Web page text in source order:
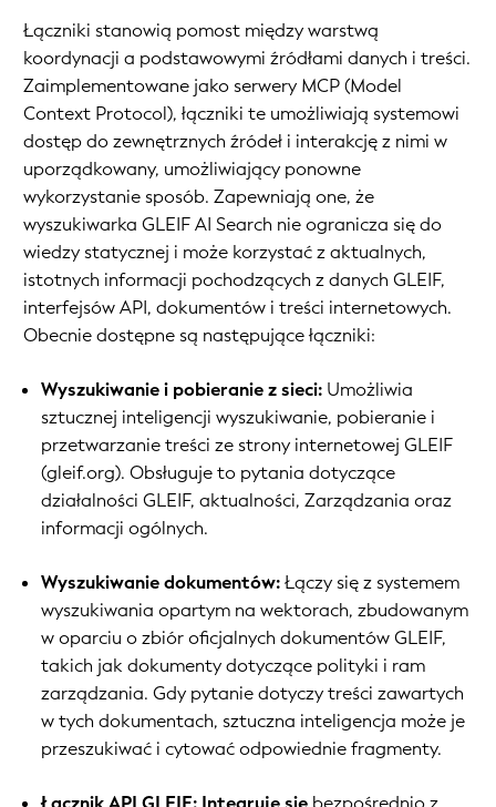
Łączniki stanowią pomost między warstwą
koordynacji a podstawowymi źródłami danych i treści.
Zaimplementowane jako serwery MCP (Model
Context Protocol), łączniki te umożliwiają systemowi
dostęp do zewnętrznych źródeł i interakcję z nimi w
uporządkowany, umożliwiający ponowne
wykorzystanie sposób. Zapewniają one, że
wyszukiwarka GLEIF AI Search nie ogranicza się do
wiedzy statycznej i może korzystać z aktualnych,
istotnych informacji pochodzących z danych GLEIF,
interfejsów API, dokumentów i treści internetowych.
Obecnie dostępne są następujące łączniki:
Wyszukiwanie i pobieranie z sieci: Umożliwia
sztucznej inteligencji wyszukiwanie, pobieranie i
przetwarzanie treści ze strony internetowej GLEIF
(gleif.org). Obsługuje to pytania dotyczące
działalności GLEIF, aktualności, Zarządzania oraz
informacji ogólnych.
Wyszukiwanie dokumentów:Łączy się z systemem
wyszukiwania opartym na wektorach, zbudowanym
w oparciu o zbiór oficjalnych dokumentów GLEIF,
takich jak dokumenty dotyczące polityki i ram
zarządzania. Gdy pytanie dotyczy treści zawartych
w tych dokumentach, sztuczna inteligencja może je
przeszukiwać i cytować odpowiednie fragmenty.